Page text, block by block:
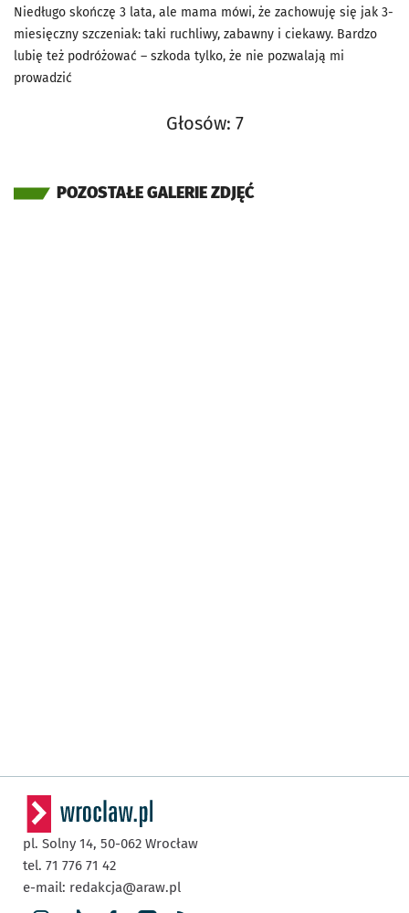
Niedługo skończę 3 lata, ale mama mówi, że zachowuję się jak 3-
miesięczny szczeniak: taki ruchliwy, zabawny i ciekawy. Bardzo
lubię też podróżować – szkoda tylko, że nie pozwalają mi
prowadzić
Głosów: 7
POZOSTAŁE GALERIE ZDJĘĆ
pl. Solny 14, 50-062 Wrocław
tel. 71 776 71 42
e-mail: redakcja@araw.pl